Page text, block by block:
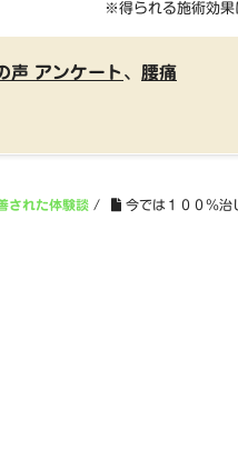
※得られる施術効果
声 アンケート 、 腰痛
された体験談 / 今では１００％治